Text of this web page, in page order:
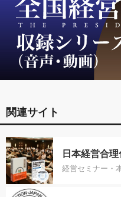
関連サイト
日本経営合
経営セミナー・